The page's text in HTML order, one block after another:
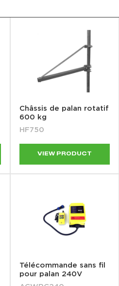
Châssis de palan rotatif
600 kg
HF750
VIEW PRODUCT
Télécommande sans fil
pour palan 240V